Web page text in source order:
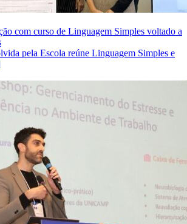
com curso de Linguagem Simples voltado a
pela Escola reúne Linguagem Simples e